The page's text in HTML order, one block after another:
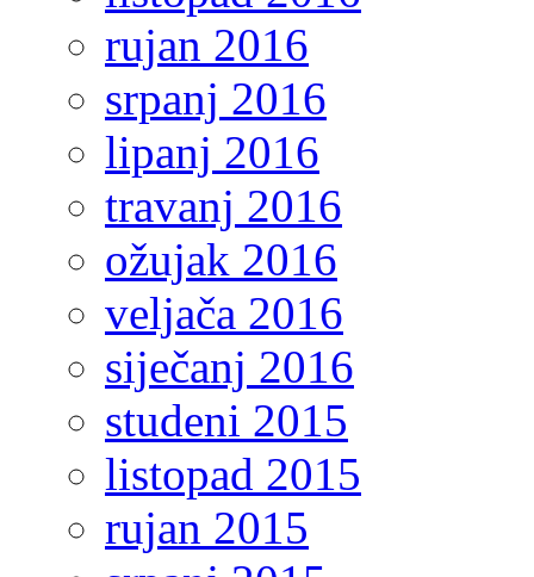
rujan 2016
srpanj 2016
lipanj 2016
travanj 2016
ožujak 2016
veljača 2016
siječanj 2016
studeni 2015
listopad 2015
rujan 2015